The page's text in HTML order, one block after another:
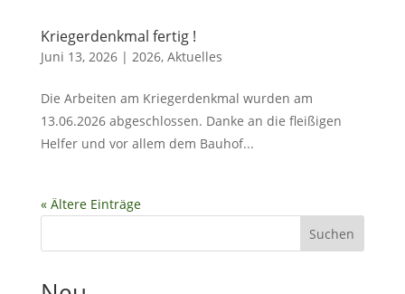
Kriegerdenkmal fertig !
Juni 13, 2026| 2026, Aktuelles
Die Arbeiten am Kriegerdenkmal wurden am
13.06.2026 abgeschlossen. Danke an die fleißigen
Helfer und vor allem dem Bauhof...
« Ältere Einträge
Suchen